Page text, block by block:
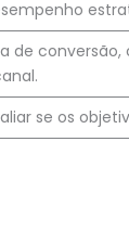
de
se os